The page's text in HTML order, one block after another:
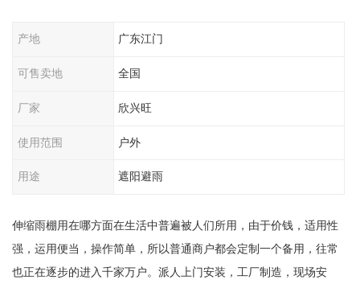
产地 广东江门
可售卖地 全国
厂家 欣兴旺
使用范围 户外
用途 遮阳避雨
伸缩雨棚用在哪方面在生活中普遍被人们所用，由于价钱，适用性
强，运用便当，操作简单，所以普通商户都会定制一个备用，往常
也正在逐步的进入千家万户。派人上门安装，工厂制造，现场安